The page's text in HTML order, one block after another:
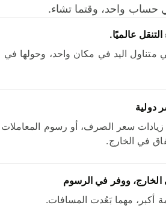
واحد، وقتما تشاء.
عالميًا.
اليد في مكان واحد، وحولها في
سعر الصرف، أو رسوم المعاملات
في الخارج.
ووفر في الرسوم
مهما بَعُدت المسافات.